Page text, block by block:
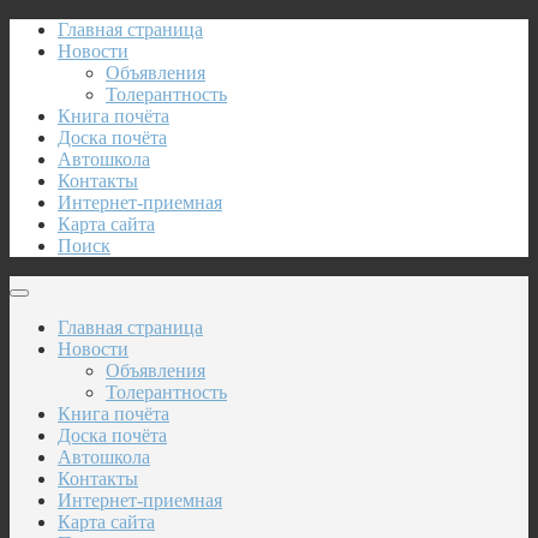
Главная страница
Новости
Объявления
Толерантность
Книга почёта
Доска почёта
Автошкола
Контакты
Интернет-приемная
Карта сайта
Поиск
Главная страница
Новости
Объявления
Толерантность
Книга почёта
Доска почёта
Автошкола
Контакты
Интернет-приемная
Карта сайта